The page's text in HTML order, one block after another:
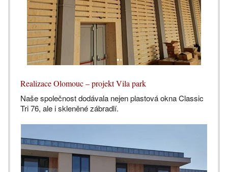
Realizace Olomouc – projekt Vila park
Naše společnost dodávala nejen plastová okna Classic
Tri 76, ale i skleněné zábradlí.